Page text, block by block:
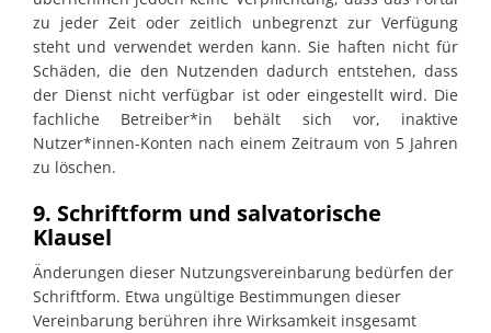
zu jeder Zeit oder zeitlich unbegrenzt zur Verfügung
steht und verwendet werden kann. Sie haften nicht für
Schäden, die den Nutzenden dadurch entstehen, dass
der Dienst nicht verfügbar ist oder eingestellt wird. Die
fachliche Betreiber*in behält sich vor, inaktive
Nutzer*innen-Konten nach einem Zeitraum von 5 Jahren
zu löschen.
9. Schriftform und salvatorische
Klausel
Änderungen dieser Nutzungsvereinbarung bedürfen der
Schriftform. Etwa ungültige Bestimmungen dieser
Vereinbarung berühren ihre Wirksamkeit insgesamt